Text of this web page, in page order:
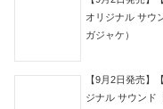
オリジナル サウ
ガジャケ）
【9月2日発売】
ジナル サウンド